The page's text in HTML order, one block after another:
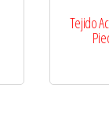
Tejido